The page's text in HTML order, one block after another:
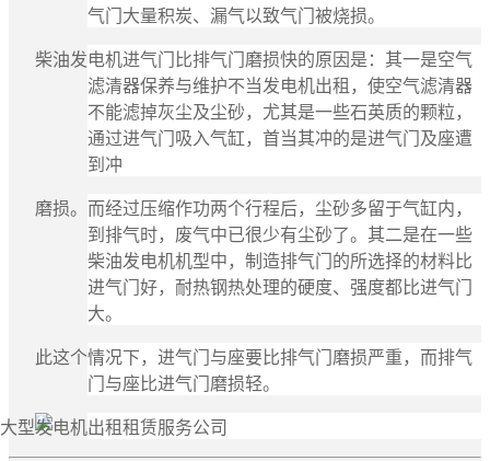
气门大量积炭、漏气以致气门被烧损。
柴油发电机进气门比排气门磨损快的原因是：其一是空气
滤清器保养与维护不当发电机出租，使空气滤清器
不能滤掉灰尘及尘砂，尤其是一些石英质的颗粒，
通过进气门吸入气缸，首当其冲的是进气门及座遭
到冲
磨损。而经过压缩作功两个行程后，尘砂多留于气缸内，
到排气时，废气中已很少有尘砂了。其二是在一些
柴油发电机机型中，制造排气门的所选择的材料比
进气门好，耐热钢热处理的硬度、强度都比进气门
大。
此这个情况下，进气门与座要比排气门磨损严重，而排气
门与座比进气门磨损轻。